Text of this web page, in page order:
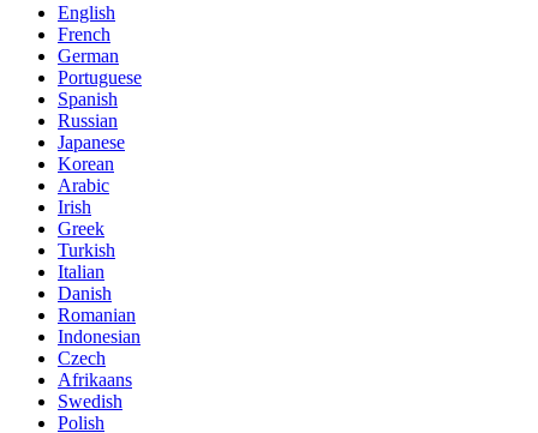
English
French
German
Portuguese
Spanish
Russian
Japanese
Korean
Arabic
Irish
Greek
Turkish
Italian
Danish
Romanian
Indonesian
Czech
Afrikaans
Swedish
Polish